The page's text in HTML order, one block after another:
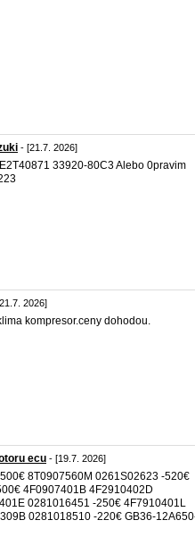
- [21.7. 2026]
33920-80C3 Alebo 0pravim
2026]
kompresor.ceny dohodou.
ecu - [19.7. 2026]
8T0907560M 0261S02623 -520€
4F0907401B 4F2910402D
0281016451 -250€ 4F7910401L
0281018510 -220€ GB36-